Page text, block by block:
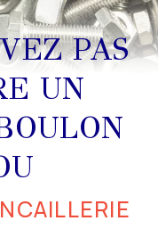
PAS
UN